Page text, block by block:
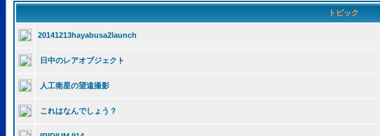
トピック
20141213hayabusa2launch
日中のレアオブジェクト
人工衛星の望遠撮影
これはなんでしょう？